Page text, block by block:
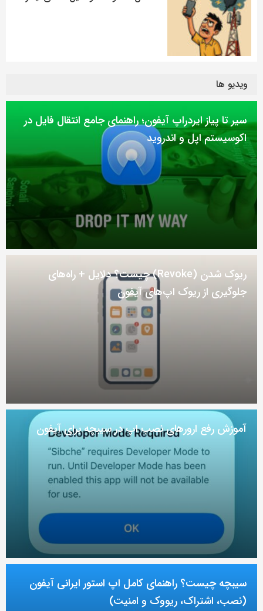
ویدیو ها
سیر تا پیاز ایردراپ آیفون؛ راهنمای جامع انتقال فایل در
اکوسیستم اپل و اندروید
ریوک شدن (Revoke) چیست؟ دلایل + راه‌های
جلوگیری از ریوک اپ‌های آیفون
آموزش رفع ارور‌های نصب اپ در سیبچه برای آیفون
سیبچه چیست؟ راهنمای کامل اپ استور ایرانی آیفون
(نصب، اشتراک، ریووک و امنیت)